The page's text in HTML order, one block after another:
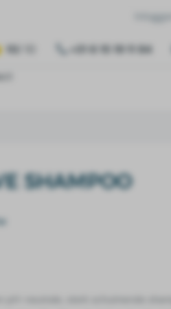
Inloggen
10 +31 6 15 19 11 84
SHAMPOO